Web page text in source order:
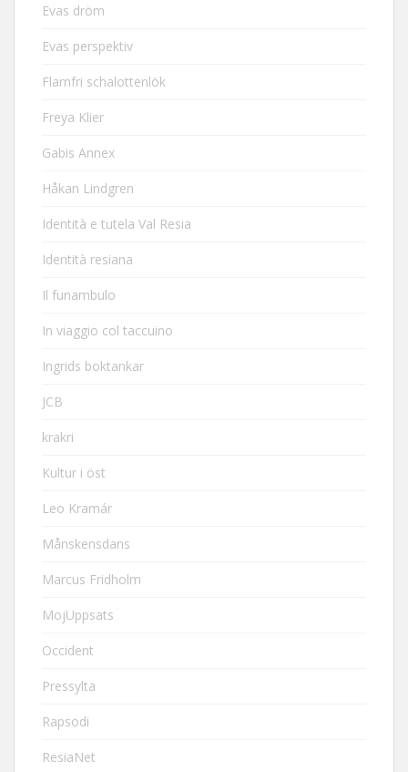
Evas dröm
Evas perspektiv
Flarnfri schalottenlök
Freya Klier
Gabis Annex
Håkan Lindgren
Identità e tutela Val Resia
Identità resiana
Il funambulo
In viaggio col taccuino
Ingrids boktankar
JCB
krakri
Kultur i öst
Leo Kramár
Månskensdans
Marcus Fridholm
MojUppsats
Occident
Pressylta
Rapsodi
ResiaNet